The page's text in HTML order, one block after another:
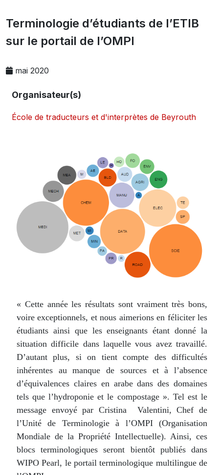
Terminologie d’étudiants de l’ETIB
sur le portail de l’OMPI
mai 2020
Organisateur(s)
École de traducteurs et d'interprètes de Beyrouth
« Cette année les résultats sont vraiment très bons,
voire exceptionnels, et nous aimerions en féliciter les
étudiants ainsi que les enseignants étant donné la
situation difficile dans laquelle vous avez travaillé.
D’autant plus, si on tient compte des difficultés
inhérentes au manque de sources et à l’absence
d’équivalences claires en arabe dans des domaines
tels que l’hydroponie et le compostage ». Tel est le
message envoyé par Cristina Valentini, Chef de
l’Unité de Terminologie à l’OMPI (Organisation
Mondiale de la Propriété Intellectuelle). Ainsi, ces
blocs terminologiques seront bientôt publiés dans
WIPO Pearl, le portail terminologique multilingue de